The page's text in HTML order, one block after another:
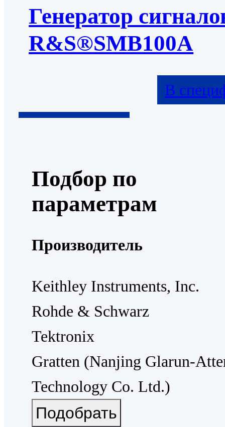
Генератор
R&S®SMB100A
В
Подбор по
параметрам
Производитель
Keithley Instruments, Inc.
Rohde & Schwarz
Tektronix
Gratten (Nanjing Glarun-
Technology Co. Ltd.)